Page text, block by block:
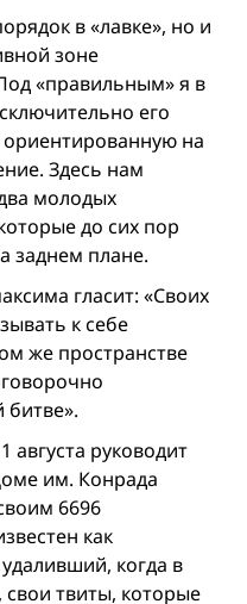
в «лавке», но и
зоне
«правильным» я в
его
ориентированную на
Здесь нам
молодых
до сих пор
заднем плане.
гласит: «Своих
к себе
же пространстве
августа руководит
им. Конрада
6696
как
когда в
свои твиты, которые